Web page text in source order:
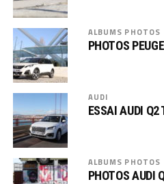
ALBUMS PHOTOS
PHOTOS
AUDI
ESSAI AUDI
ALBUMS PHOTOS
PHOTOS AUDI